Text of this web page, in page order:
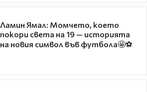
Ламин Ямал: Момчето, което
покори света на 19 — историята
на новия символ във футбола🤩⚽